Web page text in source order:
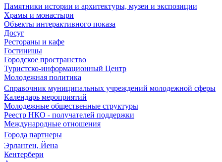
Памятники истории и архитектуры, музеи и экспозиции
Храмы и монастыри
Объекты интерактивного показа
Досуг
Рестораны и кафе
Гостиницы
Городское пространство
Туристско-информационный Центр
Молодежная политика
Справочник муниципальных учреждений молодежной сферы
Календарь мероприятий
Молодежные общественные структуры
Реестр НКО - получателей поддержки
Международные отношения
Города партнеры
Эрланген, Йена
Кентербери